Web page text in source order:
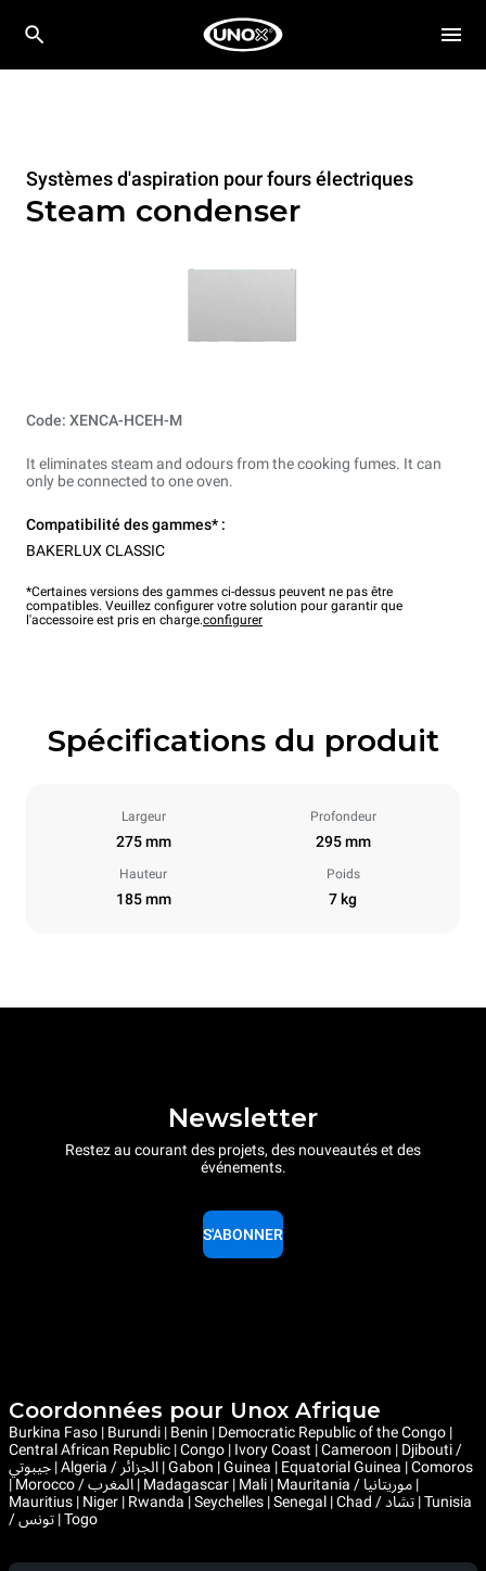
Systèmes d'aspiration pour fours électriques
Steam condenser
Code: XENCA-HCEH-M
It eliminates steam and odours from the cooking fumes. It can
only be connected to one oven.
Compatibilité des gammes* :
BAKERLUX CLASSIC
*Certaines versions des gammes ci-dessus peuvent ne pas être
compatibles. Veuillez configurer votre solution pour garantir que
l'accessoire est pris en charge.configurer
Spécifications du produit
Largeur
275 mm
Profondeur
295 mm
Hauteur
185 mm
Poids
7 kg
Newsletter
Restez au courant des projets, des nouveautés et des
événements.
S'ABONNER
Coordonnées pour Unox Afrique
Burkina Faso | Burundi | Benin | Democratic Republic of the Congo |
Central African Republic | Congo | Ivory Coast | Cameroon | Djibouti /
جيبوتي | Algeria / الجزائر | Gabon | Guinea | Equatorial Guinea | Comoros
| Morocco / المغرب | Madagascar | Mali | Mauritania / موريتانيا |
Mauritius | Niger | Rwanda | Seychelles | Senegal | Chad / تشاد | Tunisia
/ تونس | Togo